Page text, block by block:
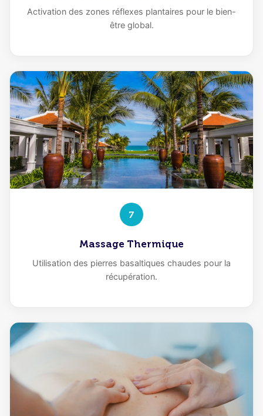
Activation des zones réflexes plantaires pour le bien-
être global.
7
Massage Thermique
Utilisation des pierres basaltiques chaudes pour la
récupération.